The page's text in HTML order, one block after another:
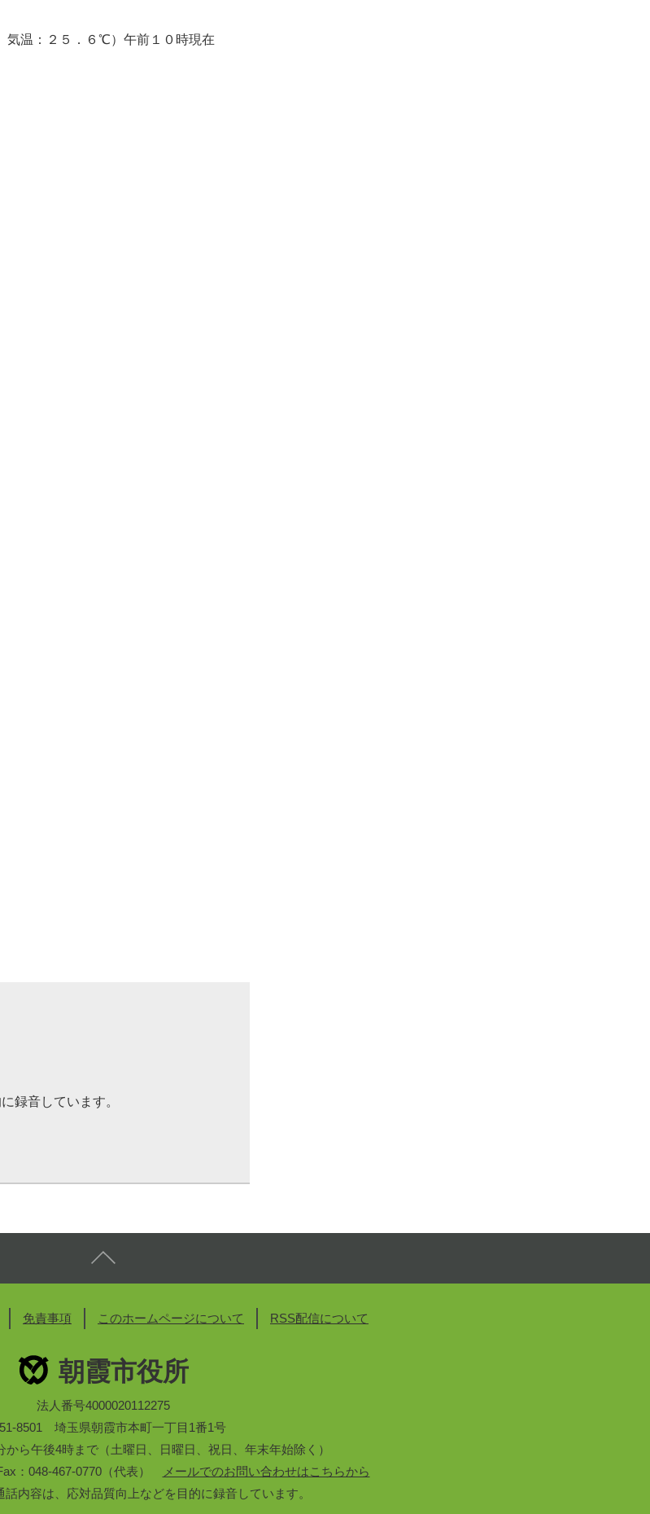
温：２５．６℃）午前１０時現在
録音しています。
免責事項 このホームページについて RSS配信について
朝霞市役所
法人番号4000020112275
8501 埼玉県朝霞市本町一丁目1番1号
から午後4時まで（土曜日、日曜日、祝日、年末年始除く）
：048-467-0770（代表）
メールでのお問い合わせはこちらから
内容は、応対品質向上などを目的に録音しています。